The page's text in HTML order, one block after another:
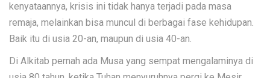
kenyataannya, krisis ini tidak hanya terjadi pada masa
remaja, melainkan bisa muncul di berbagai fase kehidupan.
Baik itu di usia 20-an, maupun di usia 40-an.
Di Alkitab pernah ada Musa yang sempat mengalaminya di